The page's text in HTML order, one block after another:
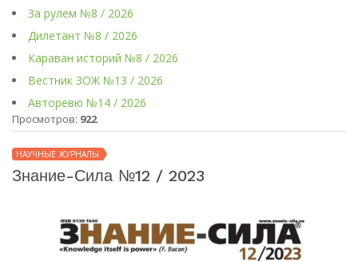
За рулем №8 / 2026
Дилетант №8 / 2026
Караван историй №8 / 2026
Вестник ЗОЖ №13 / 2026
Авторевю №14 / 2026
Просмотров: 922
НАУЧНЫЕ ЖУРНАЛЫ
Знание-Сила №12 / 2023